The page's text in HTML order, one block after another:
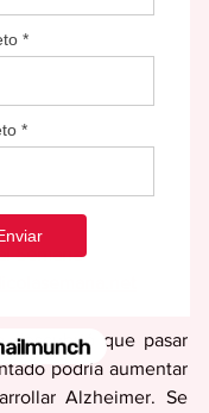
Semana
descubrió que pasar
podría aumentar
Alzheimer. Se